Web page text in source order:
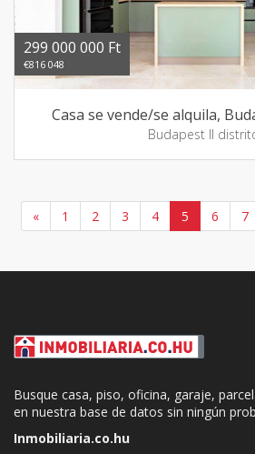
299 000 000 Ft
€816 048
Casa se vende/se alquila,
Budapest II
« 1 2 3 4 5 6 7
Busque casa, piso, oficina, garaje,
en nuestra base de datos sin ningún
Inmobiliaria.co.hu